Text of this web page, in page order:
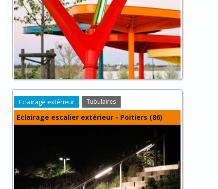
Eclairage extérieur Tubulaires
Eclairage escalier extérieur - Poitiers (86)